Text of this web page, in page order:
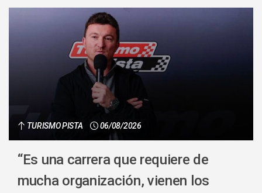
TURISMO PISTA 06/08/2026
“Es una carrera que requiere de
mucha organización, vienen los